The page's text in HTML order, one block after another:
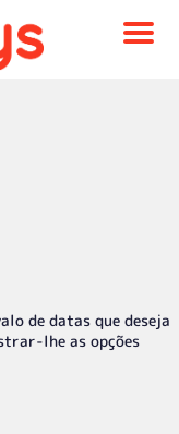
Menú
de datas que deseja
lhe as opções